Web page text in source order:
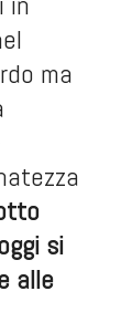
ma
si
alle